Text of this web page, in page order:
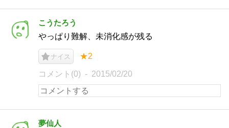
こうたろう
やっぱり難解、未消化感が残る
ナイス ★2
コメント(0) 2015/02/20
夢仙人